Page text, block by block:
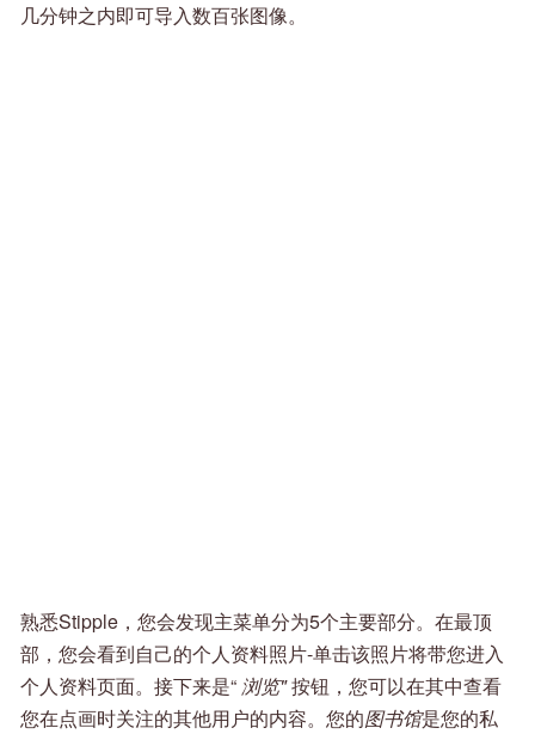
几分钟之内即可导入数百张图像。
熟悉Stipple，您会发现主菜单分为5个主要部分。在最顶
部，您会看到自己的个人资料照片-单击该照片将带您进入
个人资料页面。接下来是“ 浏览"按钮，您可以在其中查看
您在点画时关注的其他用户的内容。您的图书馆是您的私